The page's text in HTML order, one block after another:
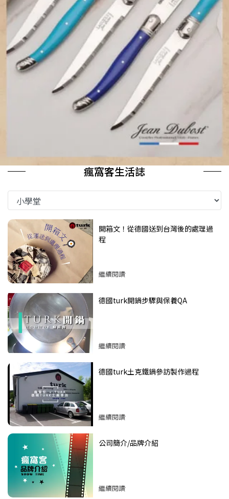
瘋窩客生活誌
開箱文！從德國送到台灣後的處理過
程
繼續閱讀
德國turk開鍋步驟與保養QA
繼續閱讀
德國turk土克鐵鍋參訪製作過程
繼續閱讀
公司簡介/品牌介紹
繼續閱讀